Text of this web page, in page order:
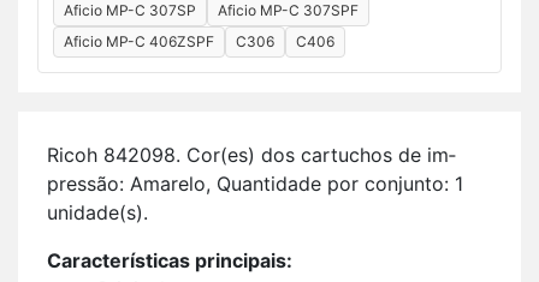
Aficio MP-C 307SP
Aficio MP-C 307SPF
Aficio MP-C 406ZSPF
C306 C406
Ricoh 842098. Cor(es) dos car­tu­chos de im­
pressão: Ama­relo, Quan­ti­dade por con­junto: 1
uni­dade(s).
Ca­rac­te­rís­ticas prin­ci­pais: